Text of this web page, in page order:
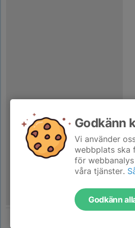
Godkänn
Vi använder
webbplats ska
för
våra tjänster.
Godkänn